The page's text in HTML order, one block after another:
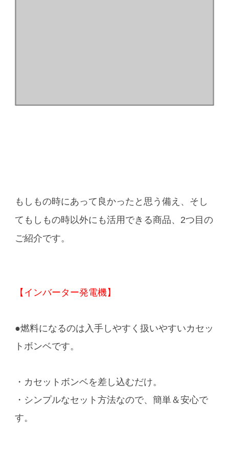
もしもの時にあって良かったと思う備え、そし
てもしもの時以外にも活用できる商品、2つ目の
ご紹介です。
【インバーター発電機】
●燃料になるのは入手しやすく扱いやすいカセッ
トボンベです。
・カセットボンベを差し込むだけ。
・シンプルなセット方法なので、簡単＆安心で
す。